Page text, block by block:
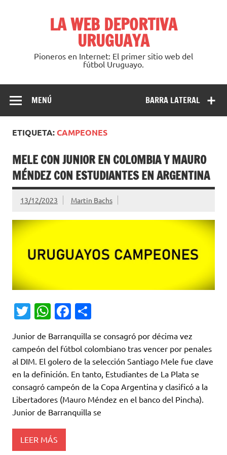
LA WEB DEPORTIVA
URUGUAYA
Pioneros en Internet: El primer sitio web del
fútbol Uruguayo.
BARRA LATERAL
MENÚ
ETIQUETA:CAMPEONES
MELE CON JUNIOR EN COLOMBIA Y MAURO
MÉNDEZ CON ESTUDIANTES EN ARGENTINA
13/12/2023 Martin Bachs
T
it
te
r
W
at
s
A
p
p
Fa
e
b
o
o
k
m
p
ar
ti
r
Junior de Barranquilla se consagró por décima vez
campeón del fútbol colombiano tras vencer por penales
al DIM. El golero de la selección Santiago Mele fue clave
en la definición. En tanto, Estudiantes de La Plata se
consagró campeón de la Copa Argentina y clasificó a la
Libertadores (Mauro Méndez en el banco del Pincha).
Junior de Barranquilla se
LEER MÁS